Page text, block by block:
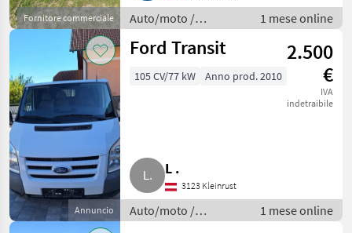
Fornitore commerciale
Auto/moto /
Fuoristrada
1 mese online
Annuncio
Ford Transit
2.500
€
IVA
indetraibile
105 CV/77 kW Anno prod. 2010
L .
3123 Kleinrust
Auto/moto /
Fuoristrada
1 mese online